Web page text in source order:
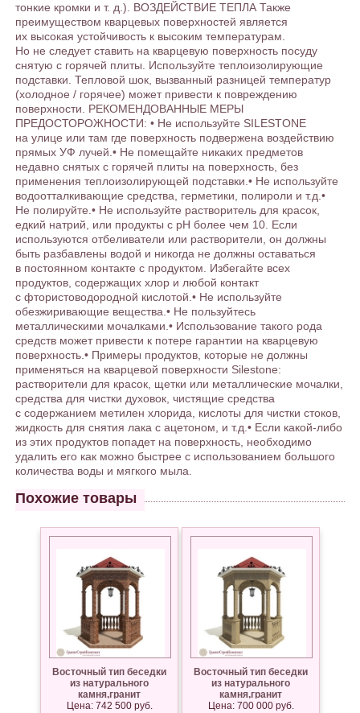
тонкие кромки и т. д.). ВОЗДЕЙСТВИЕ ТЕПЛА Также
преимуществом кварцевых поверхностей является
их высокая устойчивость к высоким температурам.
Но не следует ставить на кварцевую поверхность посуду
снятую с горячей плиты. Используйте теплоизолирующие
подставки. Тепловой шок, вызванный разницей температур
(холодное / горячее) может привести к повреждению
поверхности. РЕКОМЕНДОВАННЫЕ МЕРЫ
ПРЕДОСТОРОЖНОСТИ: • Не используйте SILESTONE
на улице или там где поверхность подвержена воздействию
прямых УФ лучей.• Не помещайте никаких предметов
недавно снятых с горячей плиты на поверхность, без
применения теплоизолирующей подставки.• Не используйте
водоотталкивающие средства, герметики, полироли и т.д.•
Не полируйте.• Не используйте растворитель для красок,
едкий натрий, или продукты с рН более чем 10. Если
используются отбеливатели или растворители, он должны
быть разбавлены водой и никогда не должны оставаться
в постоянном контакте с продуктом. Избегайте всех
продуктов, содержащих хлор и любой контакт
с фтористоводородной кислотой.• Не используйте
обезжиривающие вещества.• Не пользуйтесь
металлическими мочалками.• Использование такого рода
средств может привести к потере гарантии на кварцевую
поверхность.• Примеры продуктов, которые не должны
применяться на кварцевой поверхности Silestone:
растворители для красок, щетки или металлические мочалки,
средства для чистки духовок, чистящие средства
с содержанием метилен хлорида, кислоты для чистки стоков,
жидкость для снятия лака с ацетоном, и т.д.• Если какой-либо
из этих продуктов попадет на поверхность, необходимо
удалить его как можно быстрее с использованием большого
количества воды и мягкого мыла.
Похожие товары
Восточный тип беседки
из натурального
камня,гранит
Капустинский
Цена: 742 500 руб.
Восточный тип беседки
из натурального
камня,гранит
Куртинский, Дымовский
Цена: 700 000 руб.